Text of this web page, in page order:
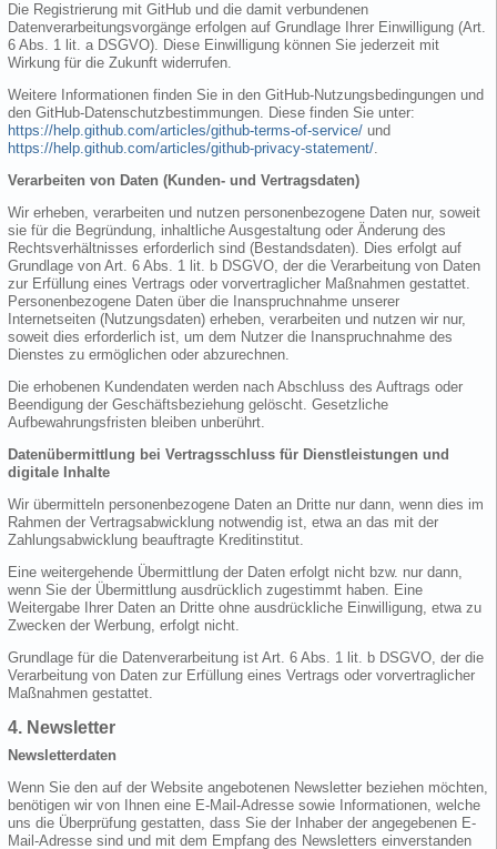
Die Registrierung mit GitHub und die damit verbundenen
Datenverarbeitungsvorgänge erfolgen auf Grundlage Ihrer Einwilligung (Art.
6 Abs. 1 lit. a DSGVO). Diese Einwilligung können Sie jederzeit mit
Wirkung für die Zukunft widerrufen.
Weitere Informationen finden Sie in den GitHub-Nutzungsbedingungen und
den GitHub-Datenschutzbestimmungen. Diese finden Sie unter:
https://help.github.com/articles/github-terms-of-service/ und
https://help.github.com/articles/github-privacy-statement/.
Verarbeiten von Daten (Kunden- und Vertragsdaten)
Wir erheben, verarbeiten und nutzen personenbezogene Daten nur, soweit
sie für die Begründung, inhaltliche Ausgestaltung oder Änderung des
Rechtsverhältnisses erforderlich sind (Bestandsdaten). Dies erfolgt auf
Grundlage von Art. 6 Abs. 1 lit. b DSGVO, der die Verarbeitung von Daten
zur Erfüllung eines Vertrags oder vorvertraglicher Maßnahmen gestattet.
Personenbezogene Daten über die Inanspruchnahme unserer
Internetseiten (Nutzungsdaten) erheben, verarbeiten und nutzen wir nur,
soweit dies erforderlich ist, um dem Nutzer die Inanspruchnahme des
Dienstes zu ermöglichen oder abzurechnen.
Die erhobenen Kundendaten werden nach Abschluss des Auftrags oder
Beendigung der Geschäftsbeziehung gelöscht. Gesetzliche
Aufbewahrungsfristen bleiben unberührt.
Datenübermittlung bei Vertragsschluss für Dienstleistungen und
digitale Inhalte
Wir übermitteln personenbezogene Daten an Dritte nur dann, wenn dies im
Rahmen der Vertragsabwicklung notwendig ist, etwa an das mit der
Zahlungsabwicklung beauftragte Kreditinstitut.
Eine weitergehende Übermittlung der Daten erfolgt nicht bzw. nur dann,
wenn Sie der Übermittlung ausdrücklich zugestimmt haben. Eine
Weitergabe Ihrer Daten an Dritte ohne ausdrückliche Einwilligung, etwa zu
Zwecken der Werbung, erfolgt nicht.
Grundlage für die Datenverarbeitung ist Art. 6 Abs. 1 lit. b DSGVO, der die
Verarbeitung von Daten zur Erfüllung eines Vertrags oder vorvertraglicher
Maßnahmen gestattet.
4. Newsletter
Newsletterdaten
Wenn Sie den auf der Website angebotenen Newsletter beziehen möchten,
benötigen wir von Ihnen eine E-Mail-Adresse sowie Informationen, welche
uns die Überprüfung gestatten, dass Sie der Inhaber der angegebenen E-
Mail-Adresse sind und mit dem Empfang des Newsletters einverstanden